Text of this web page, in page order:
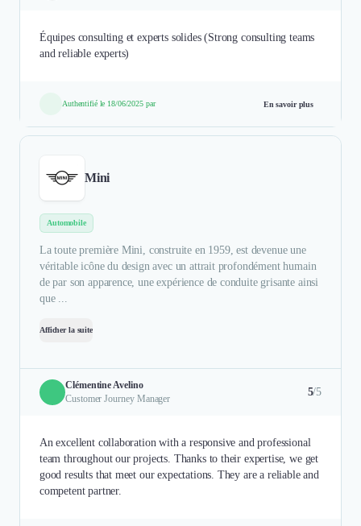
Équipes consulting et experts solides (Strong consulting teams
and reliable experts)
Authentifié le 18/06/2025 par En savoir plus
Mini
Automobile
La toute première Mini, construite en 1959, est devenue une
véritable icône du design avec un attrait profondément humain
de par son apparence, une expérience de conduite grisante ainsi
que ...
Afficher la suite
Clémentine Avelino
Customer Journey Manager
5/5
An excellent collaboration with a responsive and professional
team throughout our projects. Thanks to their expertise, we get
good results that meet our expectations. They are a reliable and
competent partner.